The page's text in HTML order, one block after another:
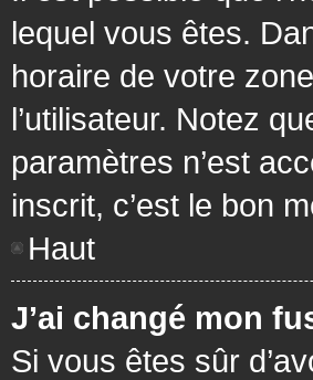
lequel vous êtes.
horaire de votre
l’utilisateur. Notez
paramètres n’est
inscrit, c’est le bon
Haut
J’ai changé mon
Si vous êtes sûr